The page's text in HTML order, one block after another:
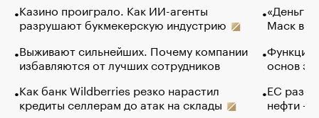
Казино проиграло. Как ИИ-агенты
разрушают букмекерскую индустрию
Выживают сильнейших. Почему компании
избавляются от лучших сотрудников
Как банк Wildberries резко нарастил
кредиты селлерам до атак на склады
«Деньги
Маск в
Функции
основ
ЕС
нефти —